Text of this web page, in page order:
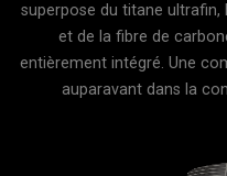
superpose du titane
et de la fibre de
entièrement intégré. Une
auparavant dans la